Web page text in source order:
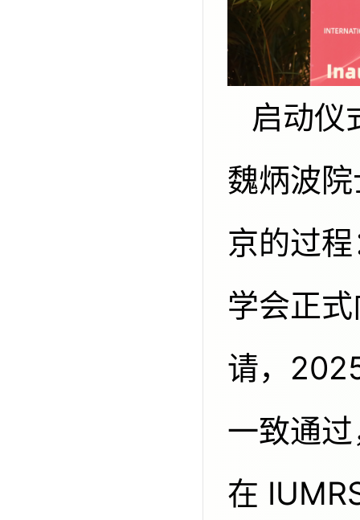
启动仪式由中国材料研究学会理事长
魏炳波
京的过
学会正
请，
一致通
在